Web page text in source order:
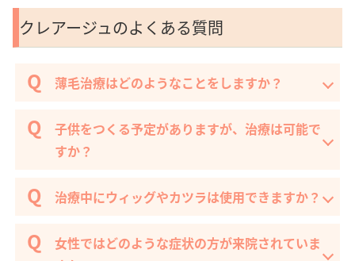
クレアージュのよくある質問
薄毛治療はどのようなことをしますか？
子供をつくる予定がありますが、治療は可能で
すか？
治療中にウィッグやカツラは使用できますか？
女性ではどのような症状の方が来院されていま